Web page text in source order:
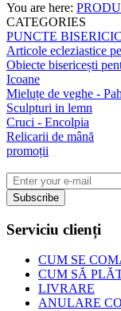
You are here:
CATEGORIES
PUNCTE
Articole ecleziastice
Obiecte bisericești
Icoane
Mieluțe de veghe -
Sculpturi in lemn
Cruci - Encolpia
Relicarii de mână
promoții
Subscribe
Serviciu clienți
CUM SE
CUM SĂ
LIVRARE
ANULARE